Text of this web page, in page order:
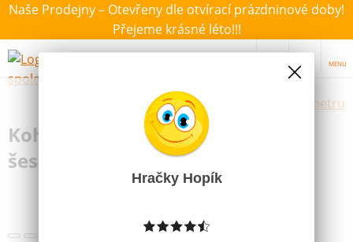
Naše Prodejny – Otevřeny dle otvírací prázdninové doby!
Přejeme krásné léto!!!
MENU
Výběr hraček dle zvoleného parametru
Koh-I-Noor Tužka technická
šestihranná 5B
Hračky Hopík